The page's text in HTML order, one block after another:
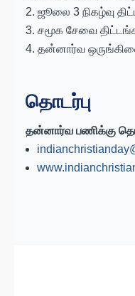
ஜூலை 3 நிகழ்வு
சமூக சேவை
தன்னார்வ
தொடர்பு
தன்னார்வ பணிக்கு